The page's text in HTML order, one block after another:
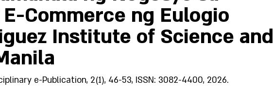
Commerce ng Eulogio
Institute of Science and
e-Publication, 2(1), 46-53, ISSN: 3082-4400, 2026.